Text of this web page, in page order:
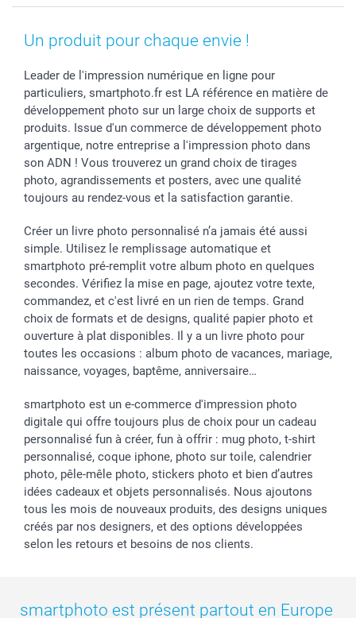
Coques smartphone
Cadres photo & accessoires déco
Dénicheur d'idées cadeau
Fête des Mères
Communion
Baptême
Toussaint
Rentrée des classes
Saint-Valentin
Vacances
Droit de rétraction
Vie privée
Gestion des cookies
Tarifs
Partenariats & Influence
Investisseurs
Aide
smartfriends
Livraison
Modes de paiement
Grandes quantités
Statut de ma commande
Un produit pour chaque envie !
Leader de l'impression numérique en ligne pour
particuliers, smartphoto.fr est LA référence en matière de
développement photo sur un large choix de supports et
produits. Issue d'un commerce de développement photo
argentique, notre entreprise a l'impression photo dans
son ADN ! Vous trouverez un grand choix de tirages
photo, agrandissements et posters, avec une qualité
toujours au rendez-vous et la satisfaction garantie.
Créer un livre photo personnalisé n’a jamais été aussi
simple. Utilisez le remplissage automatique et
smartphoto pré-remplit votre album photo en quelques
secondes. Vérifiez la mise en page, ajoutez votre texte,
commandez, et c'est livré en un rien de temps. Grand
choix de formats et de designs, qualité papier photo et
ouverture à plat disponibles. Il y a un livre photo pour
toutes les occasions : album photo de vacances, mariage,
naissance, voyages, baptême, anniversaire…
smartphoto est un e-commerce d'impression photo
digitale qui offre toujours plus de choix pour un cadeau
personnalisé fun à créer, fun à offrir : mug photo, t-shirt
personnalisé, coque iphone, photo sur toile, calendrier
photo, pêle-mêle photo, stickers photo et bien d’autres
idées cadeaux et objets personnalisés. Nous ajoutons
tous les mois de nouveaux produits, des designs uniques
créés par nos designers, et des options développées
selon les retours et besoins de nos clients.
smartphoto est présent partout en Europe